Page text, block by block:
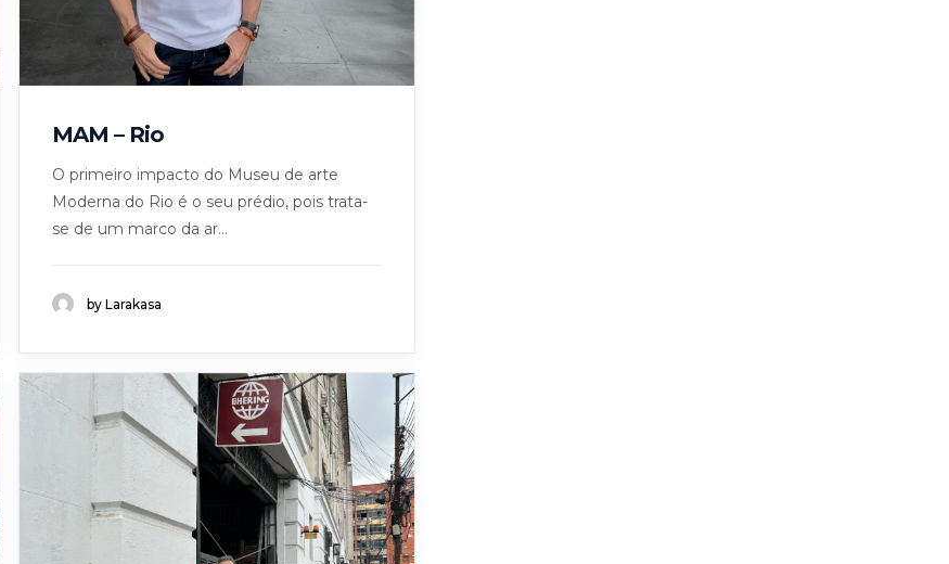
MAM – Rio
O primeiro impacto do Museu de arte
Moderna do Rio é o seu prédio, pois trata-
se de um marco da ar...
by Larakasa